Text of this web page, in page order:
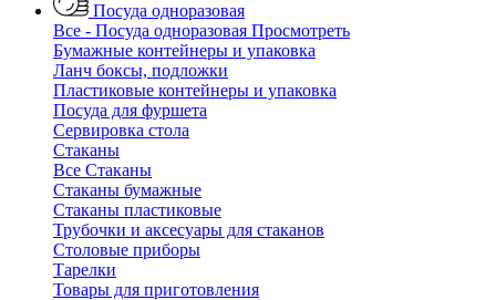
Посуда одноразовая
Все - Посуда одноразовая Просмотреть
Бумажные контейнеры и упаковка
Ланч боксы, подложки
Пластиковые контейнеры и упаковка
Посуда для фуршета
Сервировка стола
Стаканы
Все Стаканы
Стаканы бумажные
Стаканы пластиковые
Трубочки и аксесуары для стаканов
Столовые приборы
Тарелки
Товары для приготовления